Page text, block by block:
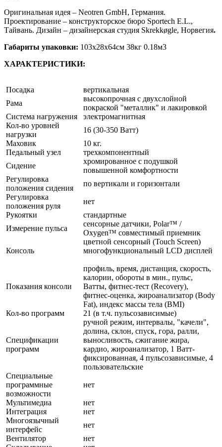
Оригинальная идея – Neotren GmbH, Германия.
Проектирование – конструкторское бюро Sportech E.L.,
Тайвань. Дизайн – дизайнерская студия Skrekkøgle, Норвегия.
Габариты упаковки: 103х28х64см 38кг 0.18м3
ХАРАКТЕРИСТИКИ:
Посадка
вертикальная
Рама
высокопрочная с двухслойной
покраской "металлик" и лакировкой
Система нагружения
электромагнитная
Кол-во уровней
нагрузки
16 (30-350 Ватт)
Маховик
10 кг.
Педальный узел
трехкомпонентный
Сидение
хромированное с подушкой
повышенной комфортности
Регулировка
положения сидения
по вертикали и горизонтали
Регулировка
положения руля
нет
Рукоятки
стандартные
Измерение пульса
сенсорные датчики, Polar™ /
Oxygen™ совместимый приемник
Консоль
цветной сенсорный (Touch Screen)
многофункциональный LCD дисплей
Показания консоли
профиль, время, дистанция, скорость,
калории, обороты в мин., пульс,
Ватты, фитнес-тест (Recovery),
фитнес-оценка, жироанализатор (Body
Fat), индекс массы тела (BMI)
Кол-во программ
21 (в т.ч. пульсозависимые)
Спецификации
программ
ручной режим, интервалы, "качели",
долина, склон, спуск, гора, ралли,
выносливость, сжигание жира,
кардио, жироанализатор, 1 Ватт-
фиксированная, 4 пульсозависимые, 4
пользовательские
Специальные
программные
возможности
нет
Мультимедиа
нет
Интеграция
нет
Многоязычный
интерфейс
нет
Вентилятор
нет